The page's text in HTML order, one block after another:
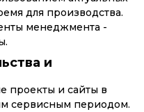
для производства.
менеджмента -
и
проекты и сайты в
сервисным периодом.